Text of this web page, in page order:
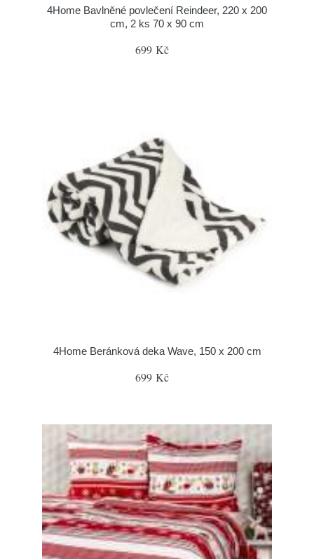
4Home Bavlněné povlečení Reindeer, 220 x 200
cm, 2 ks 70 x 90 cm
699 Kč
4Home Beránková deka Wave, 150 x 200 cm
699 Kč